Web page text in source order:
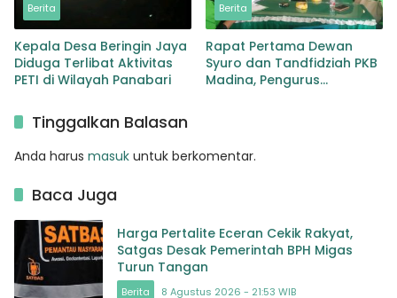
Berita
Kepala Desa Beringin Jaya
Diduga Terlibat Aktivitas
PETI di Wilayah Panabari
Berita
Rapat Pertama Dewan
Syuro dan Tandfidziah PKB
Madina, Pengurus
Tinggalkan Balasan
Anda harus masuk untuk berkomentar.
Baca Juga
Harga Pertalite Eceran Cekik Rakyat,
Satgas Desak Pemerintah BPH Migas
Turun Tangan
Berita 8 Agustus 2026 - 21:53 WIB